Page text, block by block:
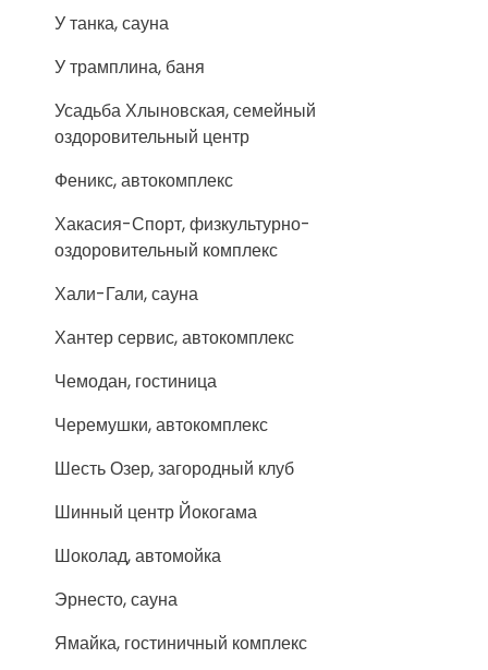
У танка, сауна
У трамплина, баня
Усадьба Хлыновская, семейный
оздоровительный центр
Феникс, автокомплекс
Хакасия-Спорт, физкультурно-
оздоровительный комплекс
Хали-Гали, сауна
Хантер сервис, автокомплекс
Чемодан, гостиница
Черемушки, автокомплекс
Шесть Озер, загородный клуб
Шинный центр Йокогама
Шоколад, автомойка
Эрнесто, сауна
Ямайка, гостиничный комплекс